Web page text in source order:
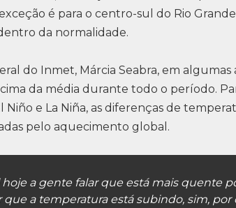
é para o centro-sul do Rio
da normalidade.
do Inmet, Márcia Seabra, em algumas
da média durante todo o período.
Niño e La Niña, as diferenças de
pelo aquecimento global.
a gente falar que está mais quente
que a temperatura está subindo, sim, por